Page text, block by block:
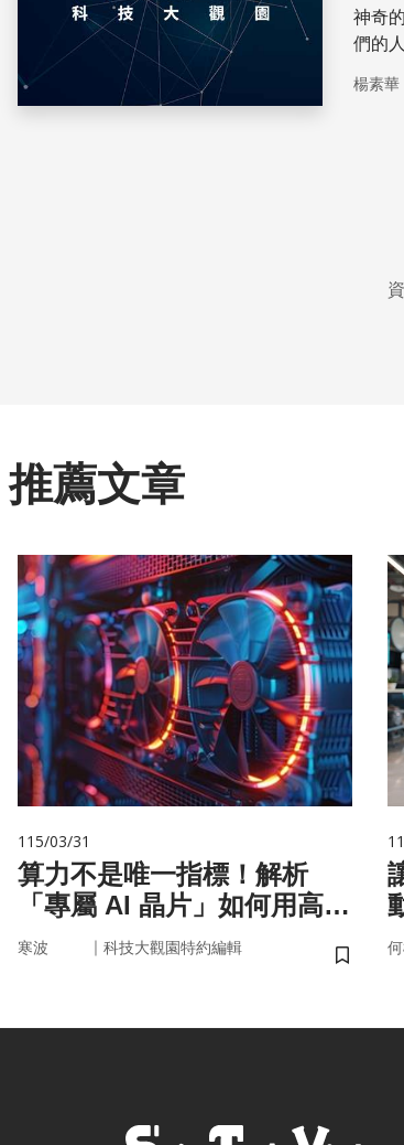
神奇
們的
楊素華
推薦文章
115/03/31
算力不是唯一指標！解析
「專屬 AI 晶片」如何用高效
率驅動未來
寒波 ｜ 科技大觀園特約編輯
儲存書籤